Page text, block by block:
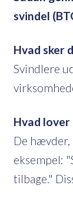
svindel
Hvad sker
Svindlere
Hvad lover
De
eksempel:
tilbage."